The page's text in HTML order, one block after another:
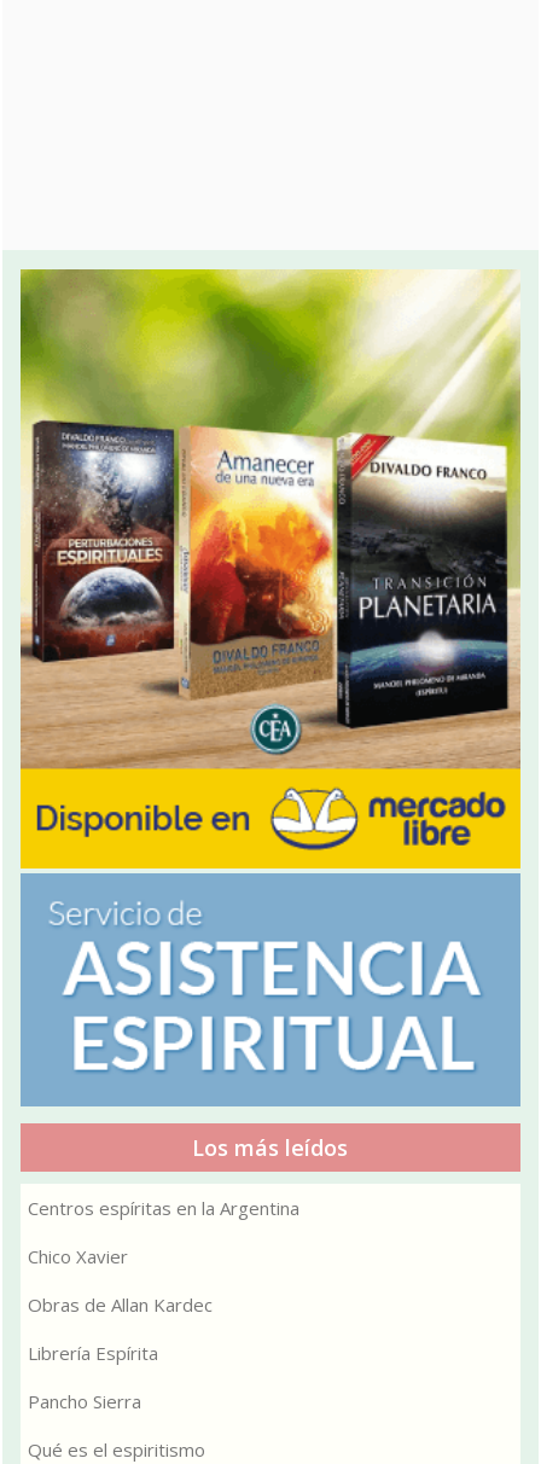
Los más leídos
Centros espíritas en la Argentina
Chico Xavier
Obras de Allan Kardec
Librería Espírita
Pancho Sierra
Qué es el espiritismo